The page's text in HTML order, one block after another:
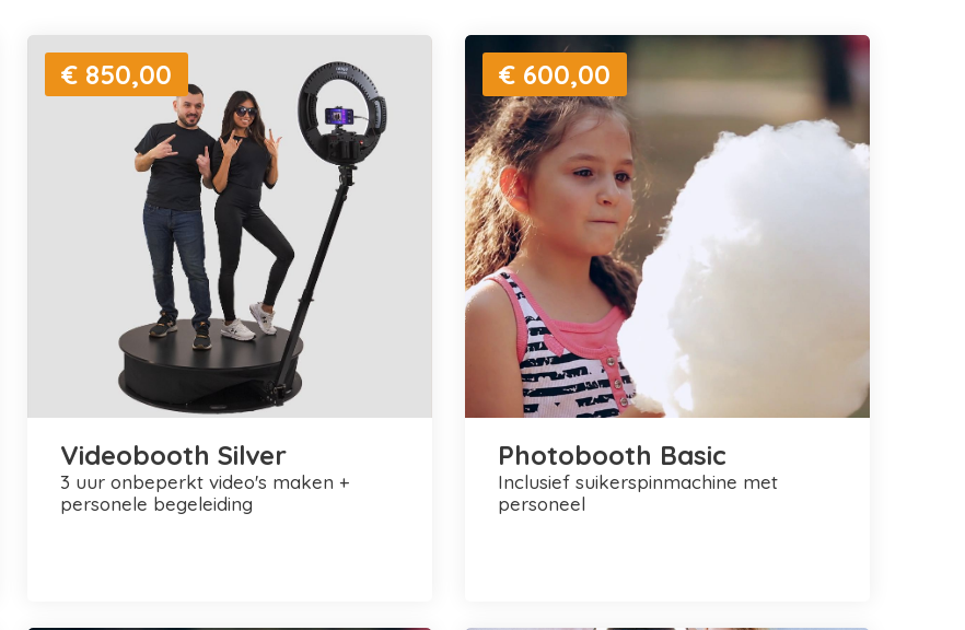
€ 850,00
Videobooth Silver
3 uur onbeperkt video's maken +
personele begeleiding
€ 600,00
Photobooth Basic
inclusief suikerspinmachine met
personeel